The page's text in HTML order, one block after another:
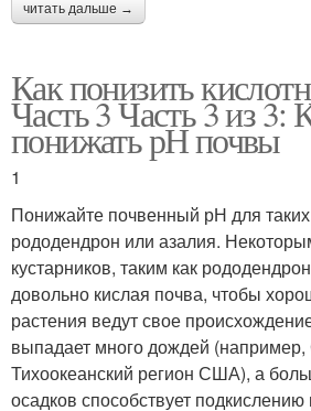
читать дальше →
Как понизить
Часть 3 Часть 3 из 3:
понижать рН почвы
1
Понижайте почвенный рН для таких
рододендрон или азалия.
кустарников, таким как
довольно кислая почва, чтобы
растения ведут свое
выпадает много дождей
Тихоокеанский регион США), а
осадков способствует